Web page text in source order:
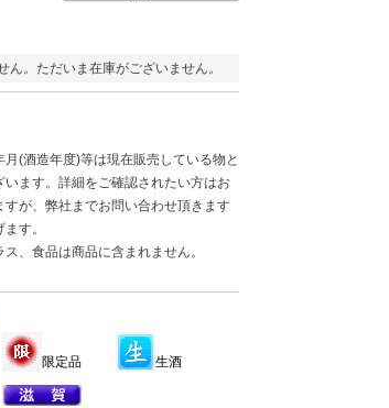
ん。ただいま在庫がございません。
月(酒造年度)等は現在販売している物と
います。詳細をご確認されたい方はお
すが、弊社までお問い合わせ頂きます
す。
、食品は商品に含まれません。
限定品 生酒